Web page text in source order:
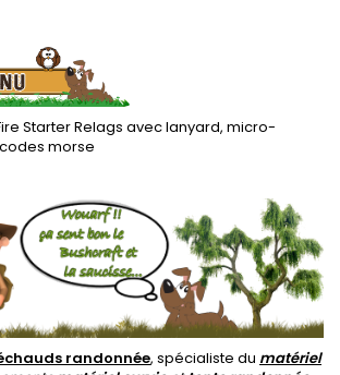
Starter Relags avec lanyard, micro-
morse
randonnée, spécialiste du matériel